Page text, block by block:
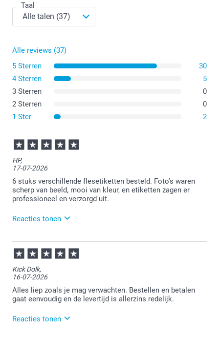
Taal
Alle reviews (37)
5 Sterren
30
4 Sterren
5
3 Sterren
0
2 Sterren
0
1 Ster
2
HP,
17-07-2026
6 stuks verschillende flesetiketten besteld. Foto’s waren
scherp van beeld, mooi van kleur, en etiketten zagen er
professioneel en verzorgd uit.
Reacties tonen
17-07-2026
15:55
Bedankt voor je review. Wat fijn dat je blij bent met
het eindresultaat van de etiketten. Heel veel plezier
er van!
Kick Dolk,
16-07-2026
Alles liep zoals je mag verwachten. Bestellen en betalen
gaat eenvoudig en de levertijd is allerzins redelijk.
Reacties tonen